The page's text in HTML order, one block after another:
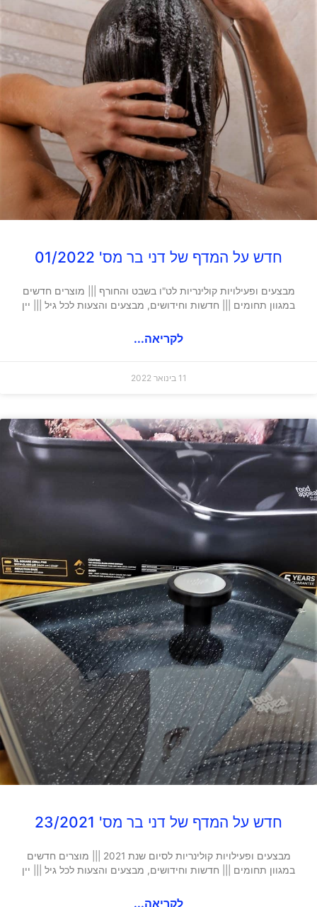
חדש על המדף של דני בר מס' 01/2022
מבצעים ופעילויות קולינריות לט"ו בשבט והחורף ||| מוצרים חדשים
במגוון תחומים ||| חדשות וחידושים, מבצעים והצעות לכל גיל ||| יין
לקריאה...
11 בינואר 2022
חדש על המדף של דני בר מס' 23/2021
מבצעים ופעילויות קולינריות לסיום שנת 2021 ||| מוצרים חדשים
במגוון תחומים ||| חדשות וחידושים, מבצעים והצעות לכל גיל ||| יין
לקריאה...